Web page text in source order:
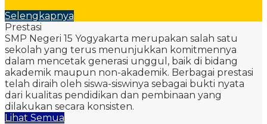
Selengkapnya
Prestasi
SMP Negeri 15 Yogyakarta merupakan salah satu
sekolah yang terus menunjukkan komitmennya
dalam mencetak generasi unggul, baik di bidang
akademik maupun non-akademik. Berbagai prestasi
telah diraih oleh siswa-siswinya sebagai bukti nyata
dari kualitas pendidikan dan pembinaan yang
dilakukan secara konsisten.
Lihat Semua